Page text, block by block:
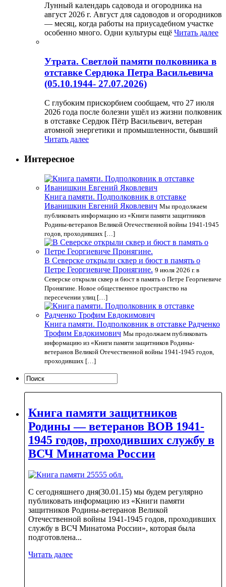
Лунный календарь садовода и огородника на
август 2026 г. Август для садоводов и огородников
— месяц, когда работы на приусадебном участке
особенно много. Одни культуры ещё Читать далее
Утрата. Светлой памяти полковника в
отставке Сердюка Петра Васильевича
(05.10.1944- 27.07.2026)
С глубоким прискорбием сообщаем, что 27 июля
2026 года после болезни ушёл из жизни полковник
в отставке Сердюк Пётр Васильевич, ветеран
атомной энергетики и промышленности, бывший
Читать далее
Интересное
Книга памяти. Подполковник в отставке
Иванишкин Евгений Яковлевич Мы продолжаем
публиковать информацию из «Книги памяти защитников
Родины-ветеранов Великой Отечественной войны 1941-1945
годов, проходивших […]
В Северске открыли сквер и бюст в память о
Петре Георгиевиче Пронягине. 9 июля 2026 г. в
Северске открыли сквер и бюст в память о Петре Георгиевиче
Пронягине. Новое общественное пространство на
пересечении улиц […]
Книга памяти. Подполковник в отставке Радченко
Трофим Евдокимович Мы продолжаем публиковать
информацию из «Книги памяти защитников Родины-
ветеранов Великой Отечественной войны 1941-1945 годов,
проходивших […]
Книга памяти защитников
Родины — ветеранов ВОВ 1941-
1945 годов, проходивших службу в
ВСЧ Минатома России
С сегодняшнего дня(30.01.15) мы будем регулярно
публиковать информацию из «Книги памяти
защитников Родины-ветеранов Великой
Отечественной войны 1941-1945 годов, проходивших
службу в ВСЧ Минатома России», которая была
подготовлена...
Читать далее